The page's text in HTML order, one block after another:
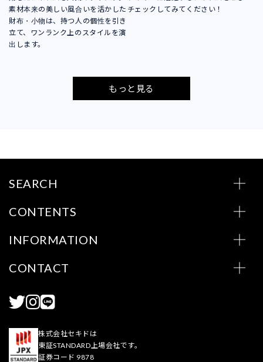
素材本来の美しい風合いを活かした
財布・小物は、持つ人の個性を引き
立て、ワンランク上のスタイルを演
出します。
チェックしてみてください！
もっと見る
SEARCH
CONTENTS
INFORMATION
CONTACT
株式会社セキドは
東証STANDARD上場会社です。
証券コード 9878